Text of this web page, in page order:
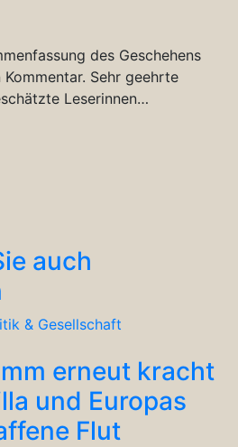
des Geschehens
Sehr geehrte
Leserinnen…
auch
& Gesellschaft
erneut kracht
und Europas
Flut